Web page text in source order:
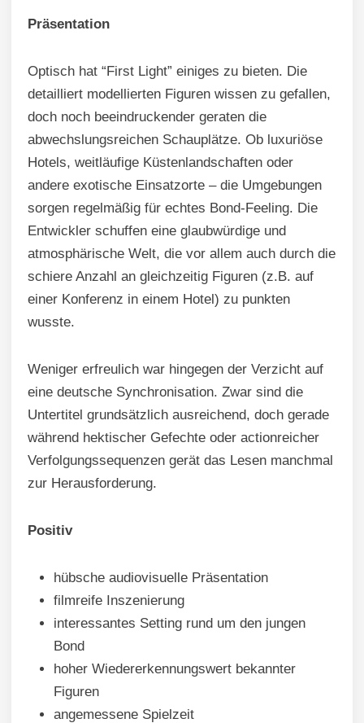
Präsentation
Optisch hat “First Light” einiges zu bieten. Die
detailliert modellierten Figuren wissen zu gefallen,
doch noch beeindruckender geraten die
abwechslungsreichen Schauplätze. Ob luxuriöse
Hotels, weitläufige Küstenlandschaften oder
andere exotische Einsatzorte – die Umgebungen
sorgen regelmäßig für echtes Bond-Feeling. Die
Entwickler schuffen eine glaubwürdige und
atmosphärische Welt, die vor allem auch durch die
schiere Anzahl an gleichzeitig Figuren (z.B. auf
einer Konferenz in einem Hotel) zu punkten
wusste.
Weniger erfreulich war hingegen der Verzicht auf
eine deutsche Synchronisation. Zwar sind die
Untertitel grundsätzlich ausreichend, doch gerade
während hektischer Gefechte oder actionreicher
Verfolgungssequenzen gerät das Lesen manchmal
zur Herausforderung.
Positiv
hübsche audiovisuelle Präsentation
filmreife Inszenierung
interessantes Setting rund um den jungen
Bond
hoher Wiedererkennungswert bekannter
Figuren
angemessene Spielzeit